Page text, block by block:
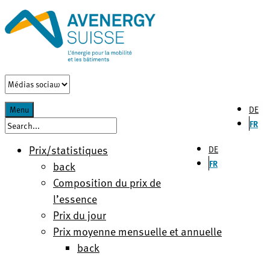
DE
FR
Menu
DE
FR
Prix/statistiques
back
Composition du prix de
l’essence
Prix du jour
Prix moyenne mensuelle et annuelle
back